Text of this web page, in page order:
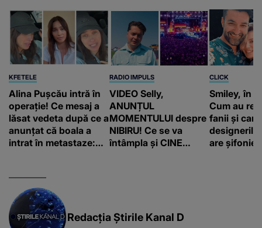
KFETELE
Alina Pușcău intră în
operație! Ce mesaj a
lăsat vedeta după ce a
anunțat că boala a
intrat în metastaze:
RADIO IMPULS
VIDEO Selly,
ANUNȚUL
MOMENTULUI despre
NIBIRU! Ce se va
întâmpla și CINE
CLICK
Smiley, în
Cum au
fanii și
are
Redacția Știrile Kanal D